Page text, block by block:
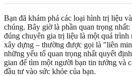
Bạn đã khám phá các loại hình trị liệu
chúng. Bây giờ là phần quan trọng
đúng chuyên gia trị liệu là một quá trình
xây dựng – thường được gọi là "liên
những yếu tố quan trọng nhất quyết
gian để tìm một người bạn tin tưởng và
đầu tư vào sức khỏe của bạn.